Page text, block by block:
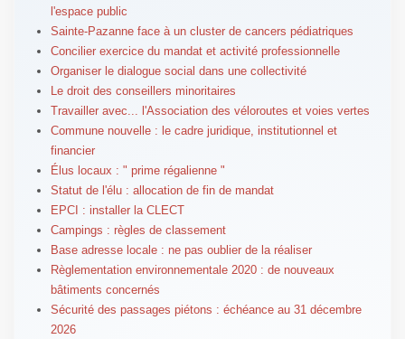
l'espace public
Sainte-Pazanne face à un cluster de cancers pédiatriques
Concilier exercice du mandat et activité professionnelle
Organiser le dialogue social dans une collectivité
Le droit des conseillers minoritaires
Travailler avec... l'Association des véloroutes et voies vertes
Commune nouvelle : le cadre juridique, institutionnel et
financier
Élus locaux : " prime régalienne "
Statut de l'élu : allocation de fin de mandat
EPCI : installer la CLECT
Campings : règles de classement
Base adresse locale : ne pas oublier de la réaliser
Règlementation environnementale 2020 : de nouveaux
bâtiments concernés
Sécurité des passages piétons : échéance au 31 décembre
2026